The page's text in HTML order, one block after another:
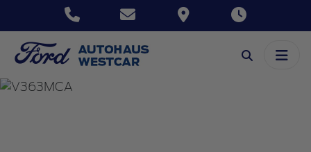
TRANSIT